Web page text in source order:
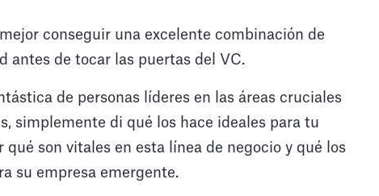
conseguir una excelente combinación de
antes de tocar las puertas del VC.
de personas líderes en las áreas cruciales
simplemente di qué los hace ideales para tu
qué son vitales en esta línea de negocio y qué los
su empresa emergente.